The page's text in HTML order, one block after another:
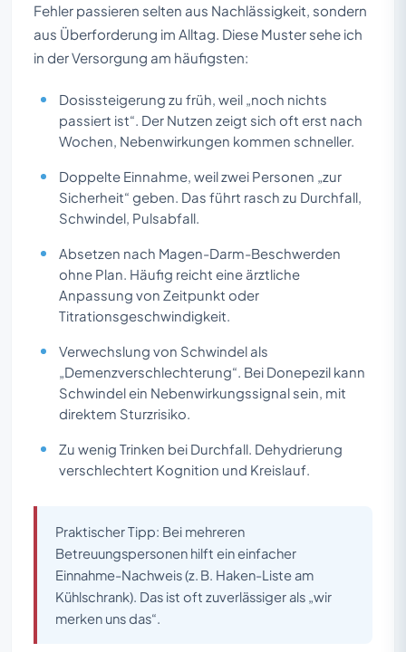
Fehler passieren selten aus Nachlässigkeit, sondern
aus Überforderung im Alltag. Diese Muster sehe ich
in der Versorgung am häufigsten:
Dosissteigerung zu früh, weil „noch nichts
passiert ist“. Der Nutzen zeigt sich oft erst nach
Wochen, Nebenwirkungen kommen schneller.
Doppelte Einnahme, weil zwei Personen „zur
Sicherheit“ geben. Das führt rasch zu Durchfall,
Schwindel, Pulsabfall.
Absetzen nach Magen-Darm-Beschwerden
ohne Plan. Häufig reicht eine ärztliche
Anpassung von Zeitpunkt oder
Titrationsgeschwindigkeit.
Verwechslung von Schwindel als
„Demenzverschlechterung“. Bei Donepezil kann
Schwindel ein Nebenwirkungssignal sein, mit
direktem Sturzrisiko.
Zu wenig Trinken bei Durchfall. Dehydrierung
verschlechtert Kognition und Kreislauf.
Praktischer Tipp: Bei mehreren
Betreuungspersonen hilft ein einfacher
Einnahme-Nachweis (z. B. Haken-Liste am
Kühlschrank). Das ist oft zuverlässiger als „wir
merken uns das“.